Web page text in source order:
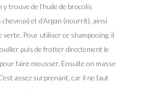
y trouve de l’huile de brocolis
cheveux) et d’Argan (nourrit), ainsi
verte. Pour utiliser ce shampooing, il
puis de frotter directement le
faire mousser. Ensuite on masse
assez surprenant, car il ne faut